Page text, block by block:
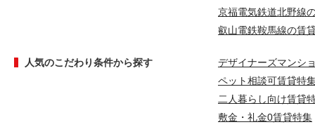
京福電気鉄道北野線
叡山電鉄鞍馬線の賃
人気のこだわり条件から探す
デザイナーズマンシ
ペット相談可賃貸特
二人暮らし向け賃貸
敷金・礼金0賃貸特集